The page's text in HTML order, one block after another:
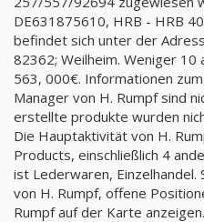
DE631875610, HRB - HRB
befindet sich unter der
82362; Weilheim. Weniger 10
563, 000€. Informationen
Manager von H. Rumpf sind
erstellte produkte wurden
Die Hauptaktivität von H.
Products, einschließlich 4
ist Lederwaren, Einzelhandel.
von H. Rumpf, offene
Rumpf auf der Karte anzeigen.